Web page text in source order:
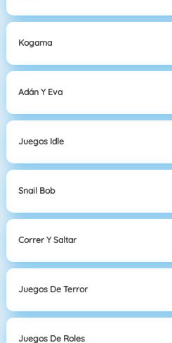
Kogama
Adán Y Eva
Juegos Idle
Snail Bob
Correr Y Saltar
Juegos De Terror
Juegos De Roles